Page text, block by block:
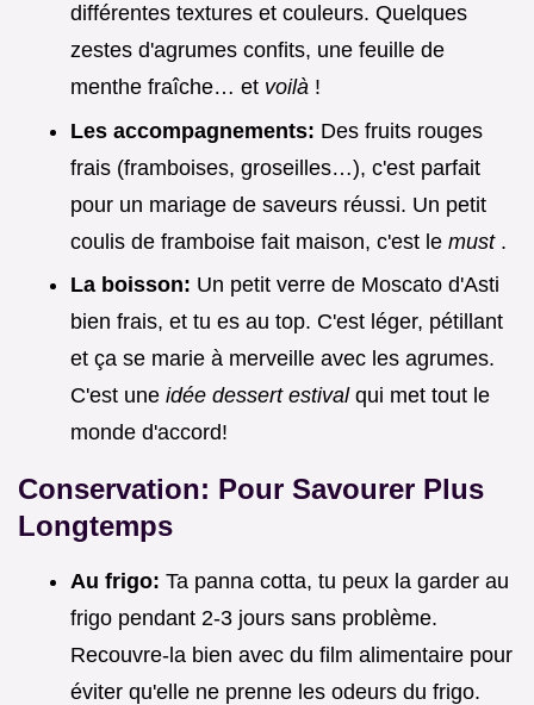
différentes textures et couleurs. Quelques
zestes d'agrumes confits, une feuille de
menthe fraîche… et voilà !
Les accompagnements: Des fruits rouges
frais (framboises, groseilles…), c'est parfait
pour un mariage de saveurs réussi. Un petit
coulis de framboise fait maison, c'est le must .
La boisson: Un petit verre de Moscato d'Asti
bien frais, et tu es au top. C'est léger, pétillant
et ça se marie à merveille avec les agrumes.
C'est une idée dessert estival qui met tout le
monde d'accord!
Conservation: Pour Savourer Plus
Longtemps
Au frigo: Ta panna cotta, tu peux la garder au
frigo pendant 2-3 jours sans problème.
Recouvre-la bien avec du film alimentaire pour
éviter qu'elle ne prenne les odeurs du frigo.